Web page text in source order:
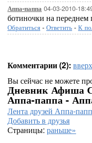
Аппа-паппа 04-03-2010-
ботиночки на переднем
Обратиться - Ответить - К
Комментарии (2):
Вы сейчас не можете
Дневник Афиша
Аппа-паппа -
Лента друзей Аппа-
Добавить в друзья
Страницы: раньше»